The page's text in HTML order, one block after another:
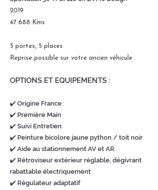
2019
47 688 Kms
5 portes, 5 places
Reprise possible sur votre ancien véhicule
OPTIONS ET EQUIPEMENTS :
✔️ Origine France
✔️ Première Main
✔️ Suivi Entretien
✔️ Peinture bicolore jaune python / toit noir
✔️ Aide au stationnement AV et AR
✔️ Rétroviseur extérieur réglable, dégivrant
rabattable électriquement
✔️ Régulateur adaptatif